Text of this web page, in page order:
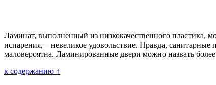
Ламинат, выполненный из низкокачественного пластика,
испарения, – невеликое удовольствие. Правда,
маловероятна. Ламинированные двери можно назвать
к содержанию ↑